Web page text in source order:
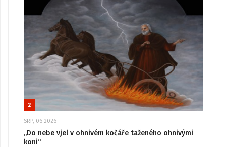
2
SRP, 06 2026
„Do nebe vjel v ohnivém kočáře taženého ohnivými
koni“